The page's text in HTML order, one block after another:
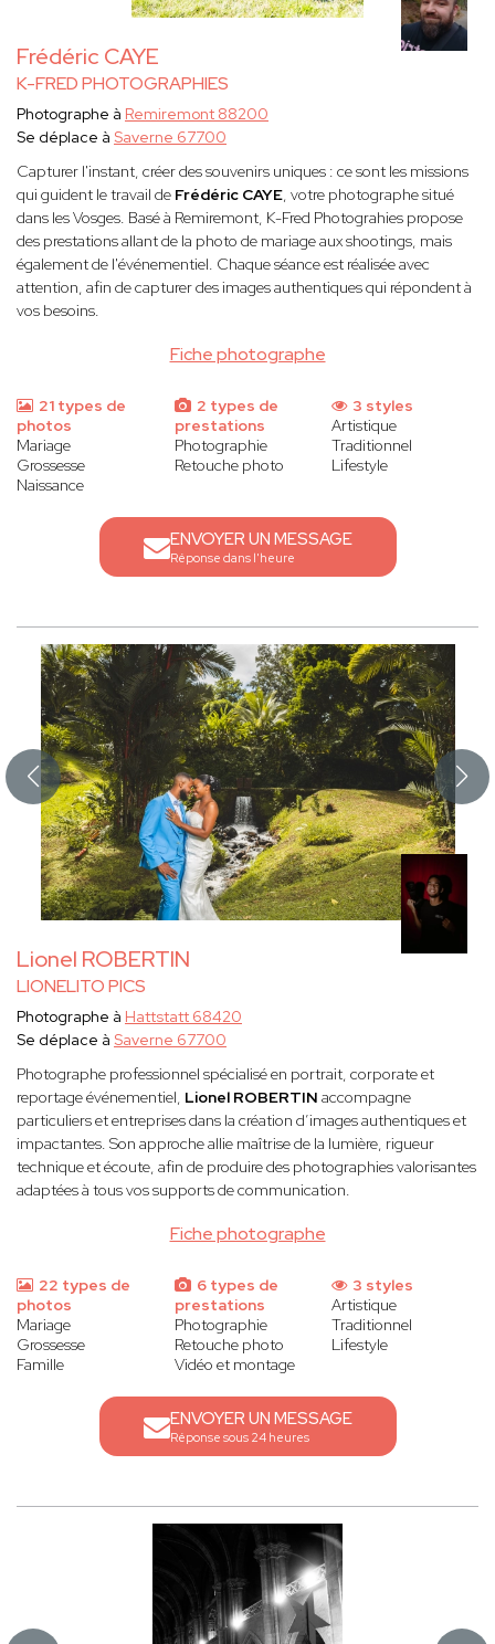
Frédéric CAYE
K-FRED PHOTOGRAPHIES
Fiche photographe
Photographe à Remiremont 88200
Se déplace à Saverne 67700
Capturer l'instant, créer des souvenirs uniques : ce sont les missions
qui guident le travail de Frédéric CAYE, votre photographe situé
dans les Vosges. Basé à Remiremont, K-Fred Photograhies propose
des prestations allant de la photo de mariage aux shootings, mais
également de l'événementiel. Chaque séance est réalisée avec
attention, afin de capturer des images authentiques qui répondent à
vos besoins.
21 types de
photos
Mariage
Grossesse
Naissance
2 types de
prestations
Photographie
Retouche photo
3 styles
Artistique
Traditionnel
Lifestyle
ENVOYER UN MESSAGE
Réponse dans l'heure
Lionel ROBERTIN
LIONELITO PICS
Fiche photographe
Photographe à Hattstatt 68420
Se déplace à Saverne 67700
Photographe professionnel spécialisé en portrait, corporate et
reportage événementiel, Lionel ROBERTIN accompagne
particuliers et entreprises dans la création d’images authentiques et
impactantes. Son approche allie maîtrise de la lumière, rigueur
technique et écoute, afin de produire des photographies valorisantes
adaptées à tous vos supports de communication.
22 types de
photos
Mariage
Grossesse
Famille
6 types de
prestations
Photographie
Retouche photo
Vidéo et montage
3 styles
Artistique
Traditionnel
Lifestyle
ENVOYER UN MESSAGE
Réponse sous 24 heures